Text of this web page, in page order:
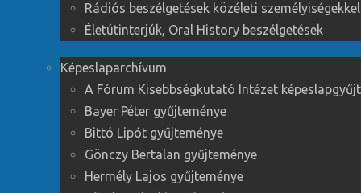
Rádiós beszélgetések közéleti személyiségekkel
Életútinterjúk, Oral History beszélgetések
Képeslaparchívum
A Fórum Kisebbségkutató Intézet
Bayer Péter gyűjteménye
Bittó Lipót gyűjteménye
Gönczy Bertalan gyűjteménye
Hermély Lajos gyűjteménye